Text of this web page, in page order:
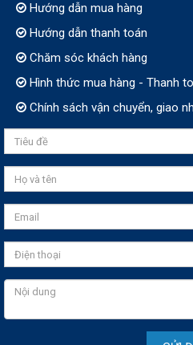
Hướng dẫn mua hàng
Hướng dẫn thanh toán
Chăm sóc khách hàng
Hình thức mua hàng - Thanh
Chính sách vận chuyển, giao